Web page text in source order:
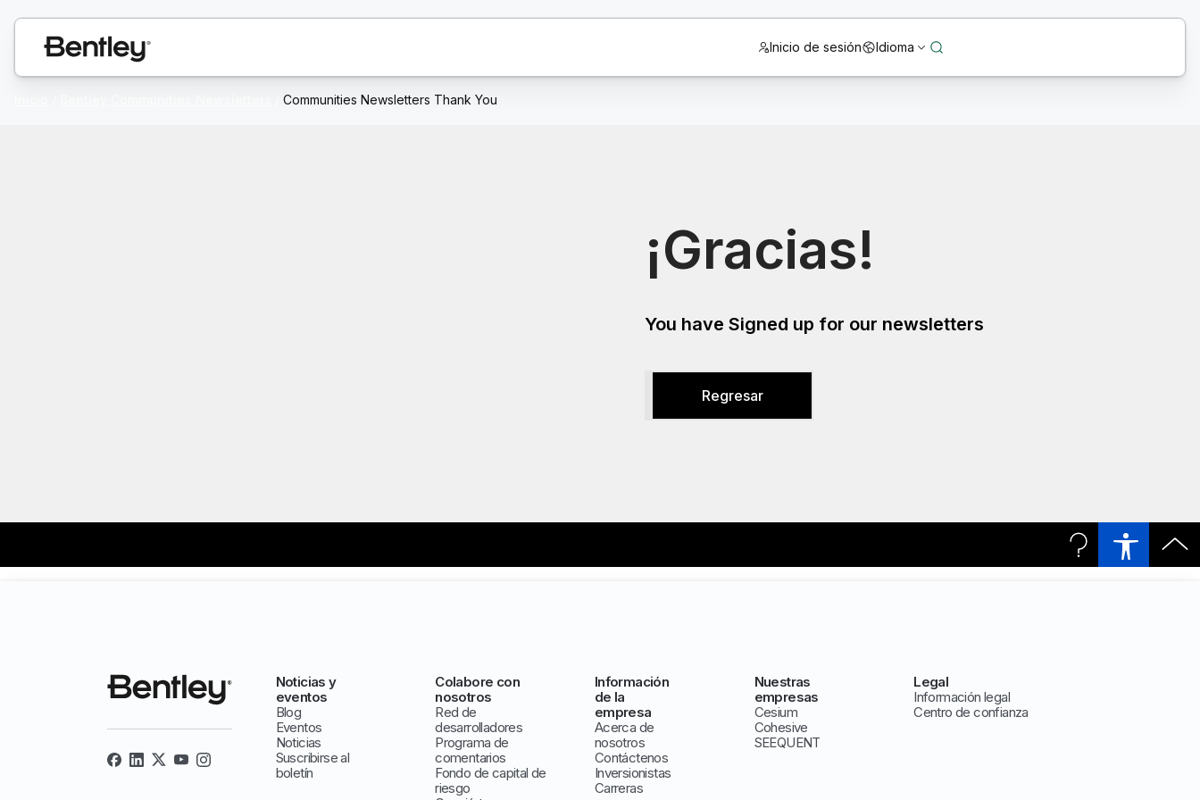
Inicio de sesión Idioma
Communities Newsletters Thank You
¡Gracias!
You have Signed up for our newsletters
Regresar
Noticias y
eventos
Blog
Eventos
Noticias
Suscribirse al
boletín
Colabore con
nosotros
Red de
desarrolladores
Programa de
comentarios
Fondo de capital de
riesgo
Información
de la
empresa
Acerca de
nosotros
Contáctenos
Inversionistas
Carreras
Nuestras
empresas
Cesium
Cohesive
SEEQUENT
Legal
Información legal
Centro de confianza